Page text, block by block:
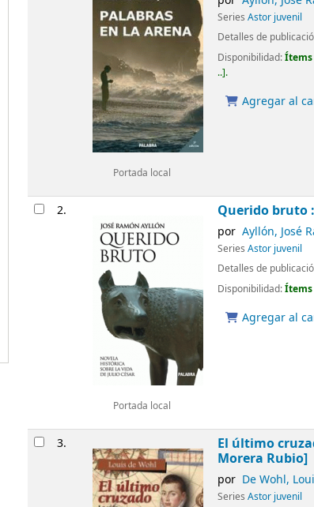
Portada local
SeriesAstor juvenil
Detalles de
Disponibilidad:
.. .
Agregar al
2.
Portada local
Querido bruto
por Ayllón, José
SeriesAstor juvenil
Detalles de
Disponibilidad:
Agregar al
3. El último
Morera Rubio]
por De Wohl,
SeriesAstor juvenil